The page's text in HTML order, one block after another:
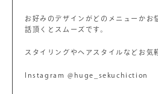
お好みのデザインがどのメニューかお
話頂くとスムーズです。
スタイリングやヘアスタイルなどお気
Instagram @huge_sekuchiction